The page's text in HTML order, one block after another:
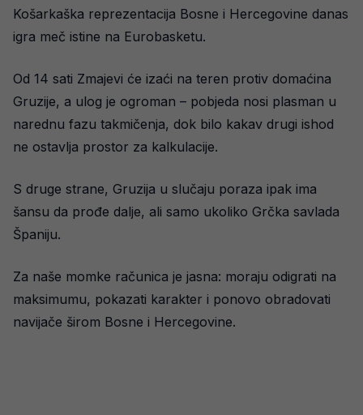
Košarkaška reprezentacija Bosne i Hercegovine danas
igra meč istine na Eurobasketu.
Od 14 sati Zmajevi će izaći na teren protiv domaćina
Gruzije, a ulog je ogroman – pobjeda nosi plasman u
narednu fazu takmičenja, dok bilo kakav drugi ishod
ne ostavlja prostor za kalkulacije.
S druge strane, Gruzija u slučaju poraza ipak ima
šansu da prođe dalje, ali samo ukoliko Grčka savlada
Španiju.
Za naše momke računica je jasna: moraju odigrati na
maksimumu, pokazati karakter i ponovo obradovati
navijače širom Bosne i Hercegovine.